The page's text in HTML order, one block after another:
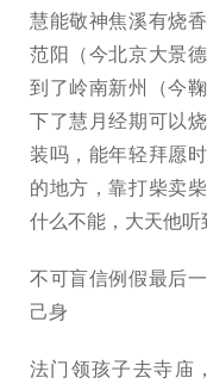
慧能敬神焦溪有烧
范阳（今北京大景
到了岭南新州（今
下了慧月经期可以
装吗，能年轻拜愿
的地方，靠打柴卖
什么不能，大天他听
不可盲信例假最后
己身
法门领孩子去寺庙